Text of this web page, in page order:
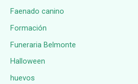
Faenado canino
Formación
Funeraria Belmonte
Halloween
huevos